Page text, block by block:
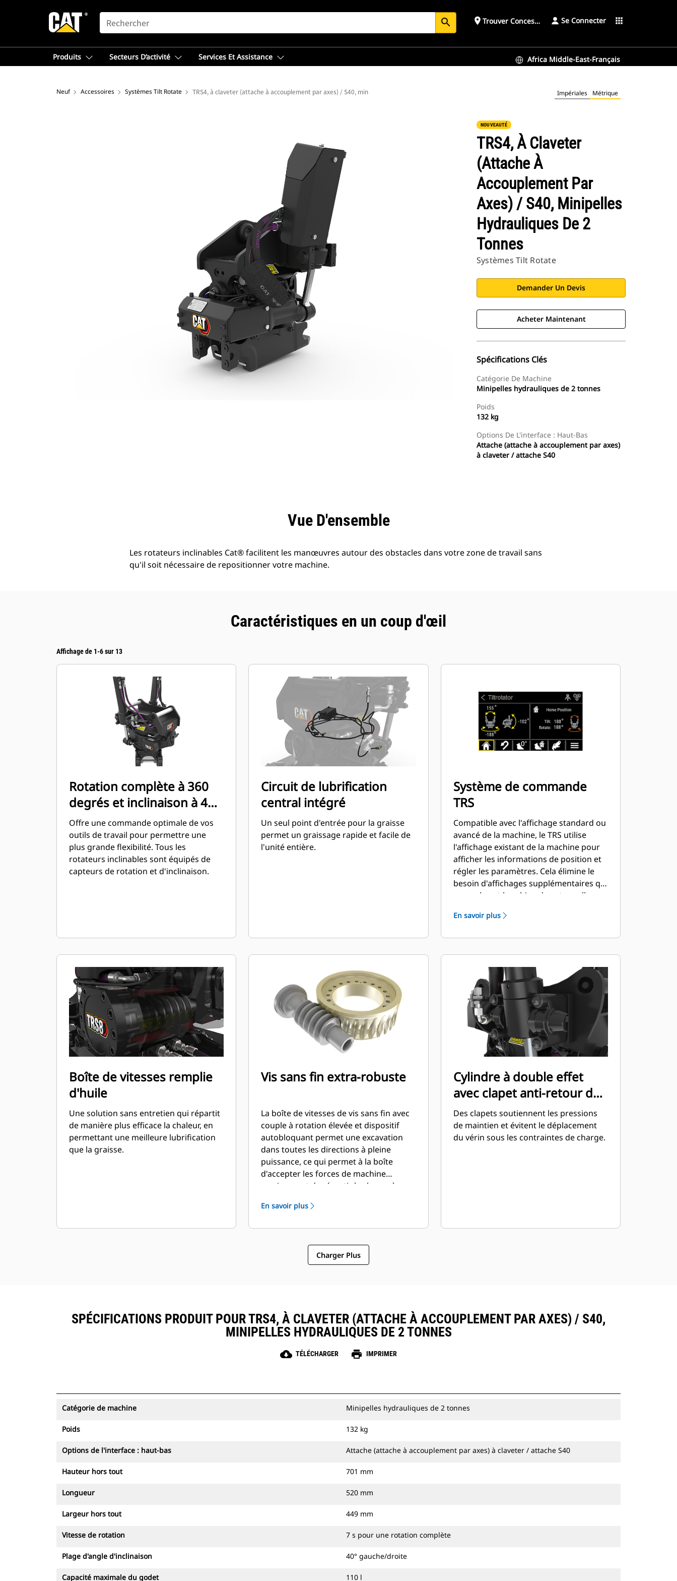
SEARCH search place Trouver ConcessionnaireSe Connecter apps
Produits Secteurs D’activité Services Et Assistance Africa Middle-East-Français
Neuf Accessoires Systèmes Tilt Rotate TRS4, à claveter (attache à accouplement par axes) / S40, minipelles hydrauliques de 2 tonnes Impériales Métrique
NOUVEAUTÉ
TRS4, À Claveter
(attache À
Accouplement Par
Axes) / S40, Minipelles
Hydrauliques De 2
Tonnes
Systèmes Tilt Rotate
Demander Un Devis
Acheter Maintenant
Spécifications Clés
Catégorie De Machine
Minipelles hydrauliques de 2 tonnes
Poids
132 kg
Options De L'interface : Haut-Bas
Attache (attache à accouplement par axes)
à claveter / attache S40
Vue D'ensemble
Les rotateurs inclinables Cat® facilitent les manœuvres autour des obstacles dans votre zone de travail sans
qu'il soit nécessaire de repositionner votre machine.
Caractéristiques en un coup d'œil
Affichage de 1-6 sur 13
Rotation complète à 360
degrés et inclinaison à 40
degrés
Offre une commande optimale de vos
outils de travail pour permettre une
plus grande flexibilité. Tous les
rotateurs inclinables sont équipés de
capteurs de rotation et d'inclinaison.
Circuit de lubrification
central intégré
Un seul point d'entrée pour la graisse
permet un graissage rapide et facile de
l'unité entière.
Système de commande
TRS
Compatible avec l'affichage standard ou
avancé de la machine, le TRS utilise
l'affichage existant de la machine pour
afficher les informations de position et
régler les paramètres. Cela élimine le
besoin d'affichages supplémentaires qui
encombrent la cabine de votre pelle
En savoir plus
Boîte de vitesses remplie
d'huile
Une solution sans entretien qui répartit
de manière plus efficace la chaleur, en
permettant une meilleure lubrification
que la graisse.
Vis sans fin extra-robuste
La boîte de vitesses de vis sans fin avec
couple à rotation élevée et dispositif
autobloquant permet une excavation
dans toutes les directions à pleine
puissance, ce qui permet à la boîte
d'accepter les forces de machine
maximum et de répartir la charge à
En savoir plus
Cylindre à double effet
avec clapet anti-retour de
charge
Des clapets soutiennent les pressions
de maintien et évitent le déplacement
du vérin sous les contraintes de charge.
Charger Plus
SPÉCIFICATIONS PRODUIT POUR TRS4, À CLAVETER (ATTACHE À ACCOUPLEMENT PAR AXES) / S40,
MINIPELLES HYDRAULIQUES DE 2 TONNES
cloud_download TÉLÉCHARGER print IMPRIMER
Catégorie de machine Minipelles hydrauliques de 2 tonnes
Poids 132 kg
Options de l'interface : haut-bas Attache (attache à accouplement par axes) à claveter / attache S40
Hauteur hors tout 701 mm
Longueur 520 mm
Largeur hors tout 449 mm
Vitesse de rotation 7 s pour une rotation complète
Plage d'angle d'inclinaison 40° gauche/droite
Capacité maximale du godet 110 l